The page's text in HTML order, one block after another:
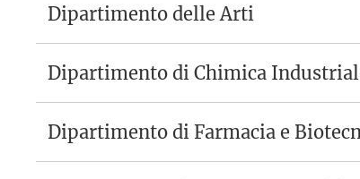
Dipartimento delle Arti
Dipartimento di Chimica
Dipartimento di Farmacia e